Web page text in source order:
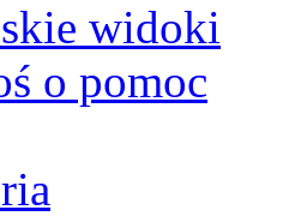
widoki
o pomoc